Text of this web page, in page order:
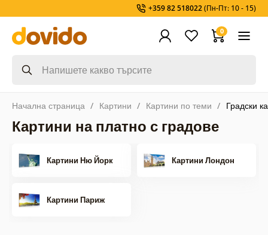
+359 82 518022(Пн-Пт: 10 - 15)
0
Начална страница Картини Картини по теми Градски
Картини на платно с градове
Картини Ню Йорк Картини Лондон
Картини Париж